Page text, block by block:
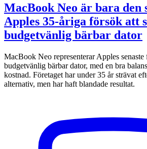
MacBook Neo är bara den
Apples 35-åriga försök att
budgetvänlig bärbar dator
MacBook Neo representerar Apples senaste
budgetvänlig bärbar dator, med en bra
kostnad. Företaget har under 35 år strävat
alternativ, men har haft blandade resultat.